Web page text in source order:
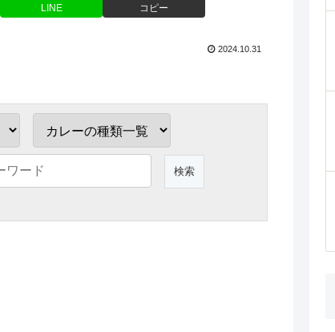
LINE コピー
2024.10.31